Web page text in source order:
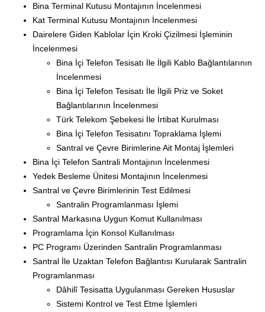
Bina Terminal Kutusu Montajının İncelenmesi
Kat Terminal Kutusu Montajının İncelenmesi
Dairelere Giden Kablolar İçin Kroki Çizilmesi İşleminin
İncelenmesi
Bina İçi Telefon Tesisatı İle İlgili Kablo Bağlantılarının
İncelenmesi
Bina İçi Telefon Tesisatı İle İlgili Priz ve Soket
Bağlantılarının İncelenmesi
Türk Telekom Şebekesi İle İrtibat Kurulması
Bina İçi Telefon Tesisatını Topraklama İşlemi
Santral ve Çevre Birimlerine Ait Montaj İşlemleri
Bina İçi Telefon Santrali Montajının İncelenmesi
Yedek Besleme Ünitesi Montajının İncelenmesi
Santral ve Çevre Birimlerinin Test Edilmesi
Santralin Programlanması İşlemi
Santral Markasına Uygun Komut Kullanılması
Programlama İçin Konsol Kullanılması
PC Programı Üzerinden Santralin Programlanması
Santral İle Uzaktan Telefon Bağlantısı Kurularak Santralin
Programlanması
Dâhilî Tesisatta Uygulanması Gereken Hususlar
Sistemi Kontrol ve Test Etme İşlemleri